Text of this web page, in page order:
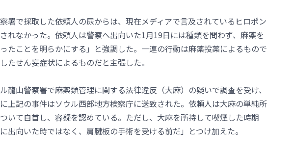
署で採取した依頼人の尿からは、現在メディアで言及されているヒロポン
れなかった。依頼人は警察へ出向いた1月19日には種類を問わず、麻薬を
たことを明らかにする」と強調した。一連の行動は麻薬投薬によるもので
たせん妄症状によるものだと主張した。
龍山警察署で麻薬類管理に関する法律違反（大麻）の疑いで調査を受け、
上記の事件はソウル西部地方検察庁に送致された。依頼人は大麻の単純所
いて自首し、容疑を認めている。ただし、大麻を所持して喫煙した時期
出向いた時ではなく、肩腱板の手術を受ける前だ」とつけ加えた。